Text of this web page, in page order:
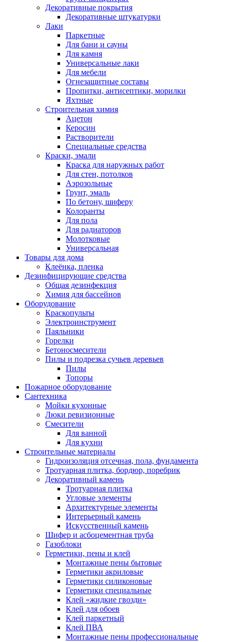
Декоративные покрытия
Декоративные штукатурки
Лаки
Паркетные
Для бани и сауны
Для камня
Универсальные лаки
Для мебели
Огнезащитные составы
Пропитки, антисептики, морилки
Яхтные
Строительная химия
Ацетон
Керосин
Растворители
Специальные средства
Краски, эмали
Краска для наружных работ
Для стен, потолков
Аэрозольные
Грунт, эмаль
По бетону, шиферу
Колоранты
Для пола
Для радиаторов
Молотковые
Универсальная
Товары для дома
Клеёнка, пленка
Дезинфицирующие средства
Общая дезинфекция
Химия для бассейнов
Оборудование
Краскопульты
Электроинструмент
Паяльники
Горелки
Бетоносмесители
Пилы и подрезка сучьев деревьев
Пилы
Топоры
Пожарное оборудование
Сантехника
Мойки кухонные
Люки ревизионные
Смесители
Для ванной
Для кухни
Строительные материалы
Гидроизоляция отсечная, пола, фундамента
Тротуарная плитка, бордюр, поребрик
Декоративный камень
Тротуарная плитка
Угловые элементы
Архитектурные элементы
Интерьерный камень
Искусственный камень
Шифер и асбоцементная труба
Газоблоки
Герметики, пены и клей
Монтажные пены бытовые
Герметики акриловые
Герметики силиконовые
Герметики специальные
Клей «жидкие гвозди»
Клей для обоев
Клей паркетный
Клей ПВА
Монтажные пены профессиональные